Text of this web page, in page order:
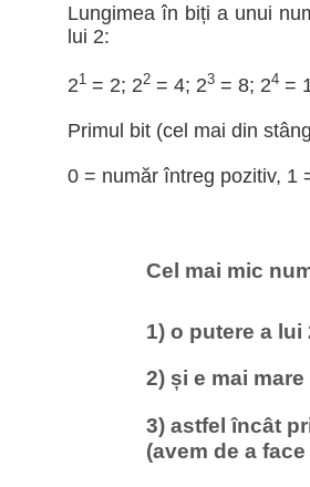
Lungimea în biți a unui
lui 2:
21= 2; 22= 4; 23= 8; 24=
Primul bit (cel mai din
0 = număr întreg pozitiv, 1
Cel mai mic
1) o putere a lui
2) și e mai
3) astfel încât
(avem de a